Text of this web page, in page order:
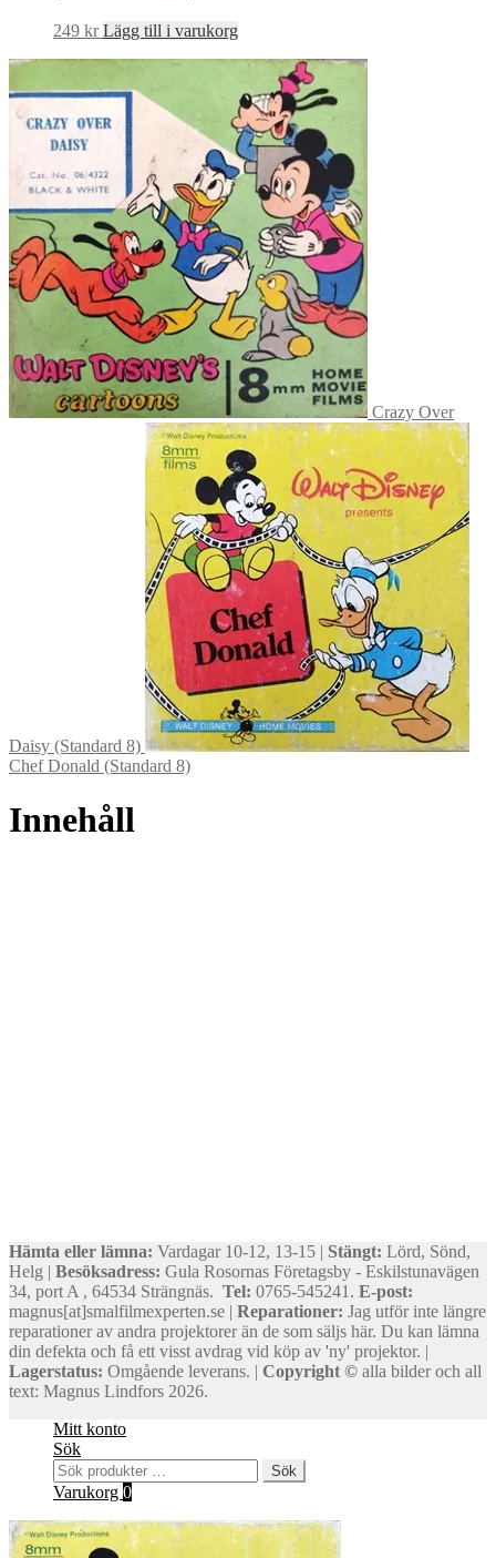
249 kr Lägg till i varukorg
Crazy Over
Daisy (Standard 8)
Chef Donald (Standard 8)
Innehåll
Hämta eller lämna: Vardagar 10-12, 13-15 | Stängt: Lörd, Sönd,
Helg | Besöksadress: Gula Rosornas Företagsby - Eskilstunavägen
34, port A , 64534 Strängnäs. Tel: 0765-545241. E-post:
magnus[at]smalfilmexperten.se | Reparationer: Jag utför inte längre
reparationer av andra projektorer än de som säljs här. Du kan lämna
din defekta och få ett visst avdrag vid köp av 'ny' projektor. |
Lagerstatus: Omgående leverans. | Copyright © alla bilder och all
text: Magnus Lindfors 2026.
Mitt konto
Sök
Sök
efter:
Sök
Varukorg 0